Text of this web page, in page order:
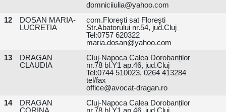
domniciiulia@yahoo.com
12
DOSAN MARIA-
LUCRETIA
com.Floreşti sat Floreşti
Str.Abatorului nr.54, jud.Cluj
Tel:0757 620322
maria.dosan@yahoo.com
13
DRAGAN
CLAUDIA
Cluj-Napoca Calea Dorobanților
nr.78 bl.Y1 ap.46, jud.Cluj
Tel:0744 510023, 0264 413284
tel/fax
office@avocat-dragan.ro
14
DRAGAN
CORINA
Cluj-Napoca Calea Dorobanților
nr.78 bl.Y1 ap.46, jud.Cluj